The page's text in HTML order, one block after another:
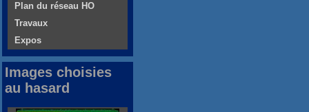
Plan du réseau HO
Travaux
Expos
Images choisies
au hasard